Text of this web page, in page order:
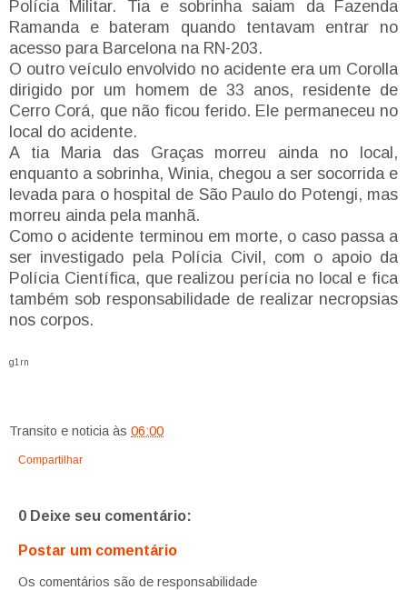
Polícia Militar. Tia e sobrinha saiam da Fazenda
Ramanda e bateram quando tentavam entrar no
acesso para Barcelona na RN-203.
O outro veículo envolvido no acidente era um Corolla
dirigido por um homem de 33 anos, residente de
Cerro Corá, que não ficou ferido. Ele permaneceu no
local do acidente.
A tia Maria das Graças morreu ainda no local,
enquanto a sobrinha, Winia, chegou a ser socorrida e
levada para o hospital de São Paulo do Potengi, mas
morreu ainda pela manhã.
Como o acidente terminou em morte, o caso passa a
ser investigado pela Polícia Civil, com o apoio da
Polícia Científica, que realizou perícia no local e fica
também sob responsabilidade de realizar necropsias
nos corpos.
g1rn
Transito e noticia às 06:00
Compartilhar
0 Deixe seu comentário:
Postar um comentário
Os comentários são de responsabilidade